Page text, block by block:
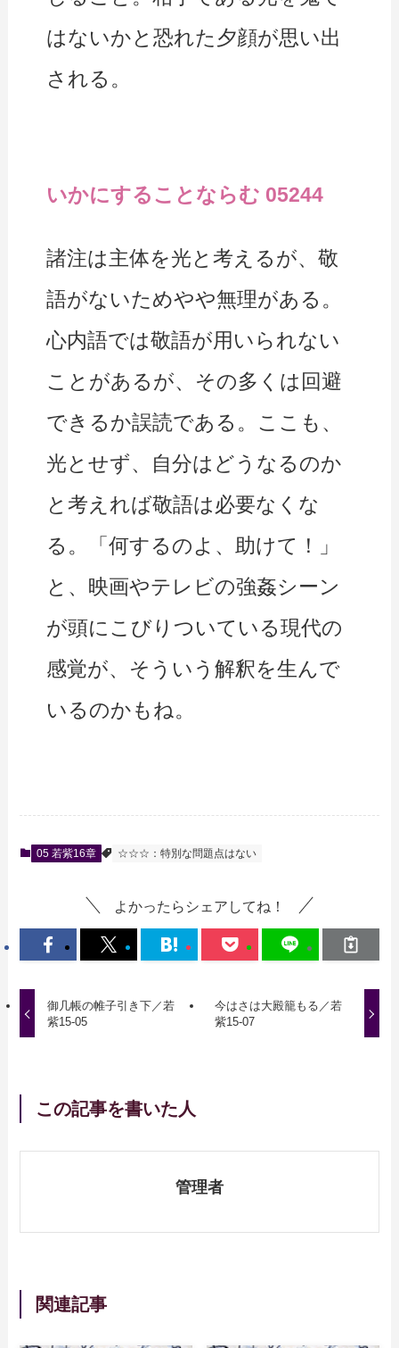
はないかと恐れた夕顔が思い出
される。
いかにすることならむ 05244
諸注は主体を光と考えるが、敬
語がないためやや無理がある。
心内語では敬語が用いられない
ことがあるが、その多くは回避
できるか誤読である。ここも、
光とせず、自分はどうなるのか
と考えれば敬語は必要なくな
る。「何するのよ、助けて！」
と、映画やテレビの強姦シーン
が頭にこびりついている現代の
感覚が、そういう解釈を生んで
いるのかもね。
05 若紫16章 ☆☆☆：特別な問題点はない
よかったらシェアしてね！
御几帳の帷子引き下／若
紫15-05
今はさは大殿籠もる／若
紫15-07
この記事を書いた人
管理者
関連記事